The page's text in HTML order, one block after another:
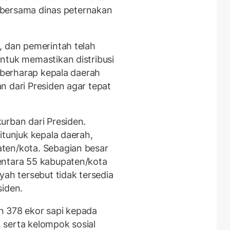
dinas peternakan
dan pemerintah telah
memastikan distribusi
kepala daerah
dari Presiden agar tepat
dari Presiden.
kepala daerah,
kota. Sebagian besar
55 kabupaten/kota
tersebut tidak tersedia
378 ekor sapi kepada
kelompok sosial